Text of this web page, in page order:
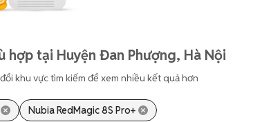
tại Huyện Đan Phượng, Hà Nội
khu vực tìm kiếm để xem nhiều kết quả hơn
Nubia RedMagic 8S Pro+